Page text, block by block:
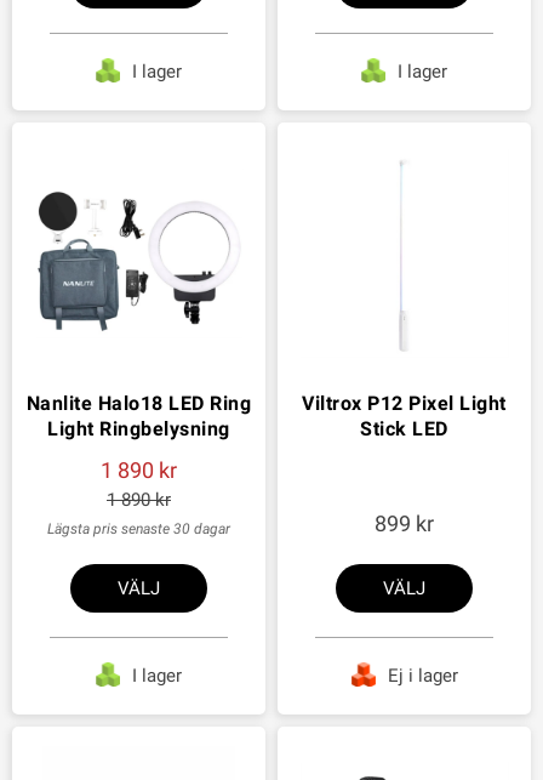
I lager I lager
Nanlite Halo18 LED Ring
Light Ringbelysning
1 890
1 890
Lägsta pris senaste 30 dagar
VÄLJ
I lager
Viltrox P12 Pixel Light
Stick LED
899
VÄLJ
Ej i lager